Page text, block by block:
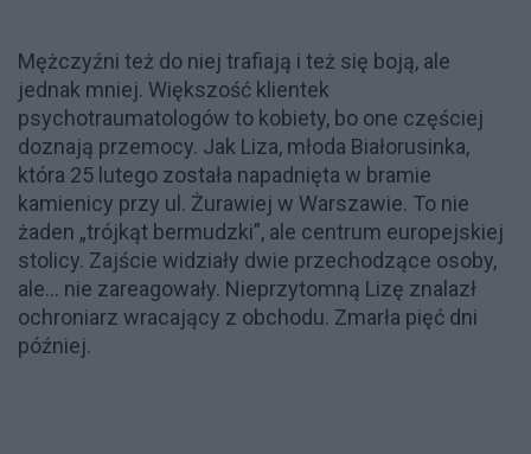
Mężczyźni też do niej trafiają i też się boją, ale
jednak mniej. Większość klientek
psychotraumatologów to kobiety, bo one częściej
doznają przemocy. Jak Liza, młoda Białorusinka,
która 25 lutego została napadnięta w bramie
kamienicy przy ul. Żurawiej w Warszawie. To nie
żaden „trójkąt bermudzki”, ale centrum europejskiej
stolicy. Zajście widziały dwie przechodzące osoby,
ale... nie zareagowały. Nieprzytomną Lizę znalazł
ochroniarz wracający z obchodu. Zmarła pięć dni
później.